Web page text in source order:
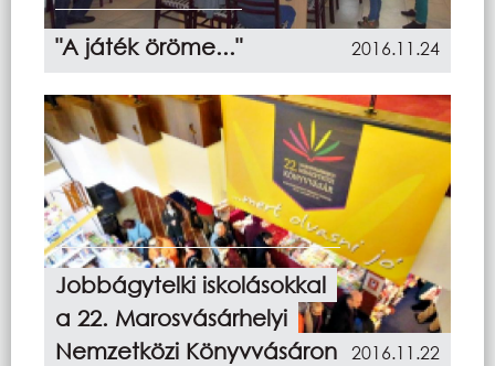
"A játék öröme..." 2016.11.24
Jobbágytelki iskolásokkal
a 22. Marosvásárhelyi
Nemzetközi Könyvvásáron
2016.11.22